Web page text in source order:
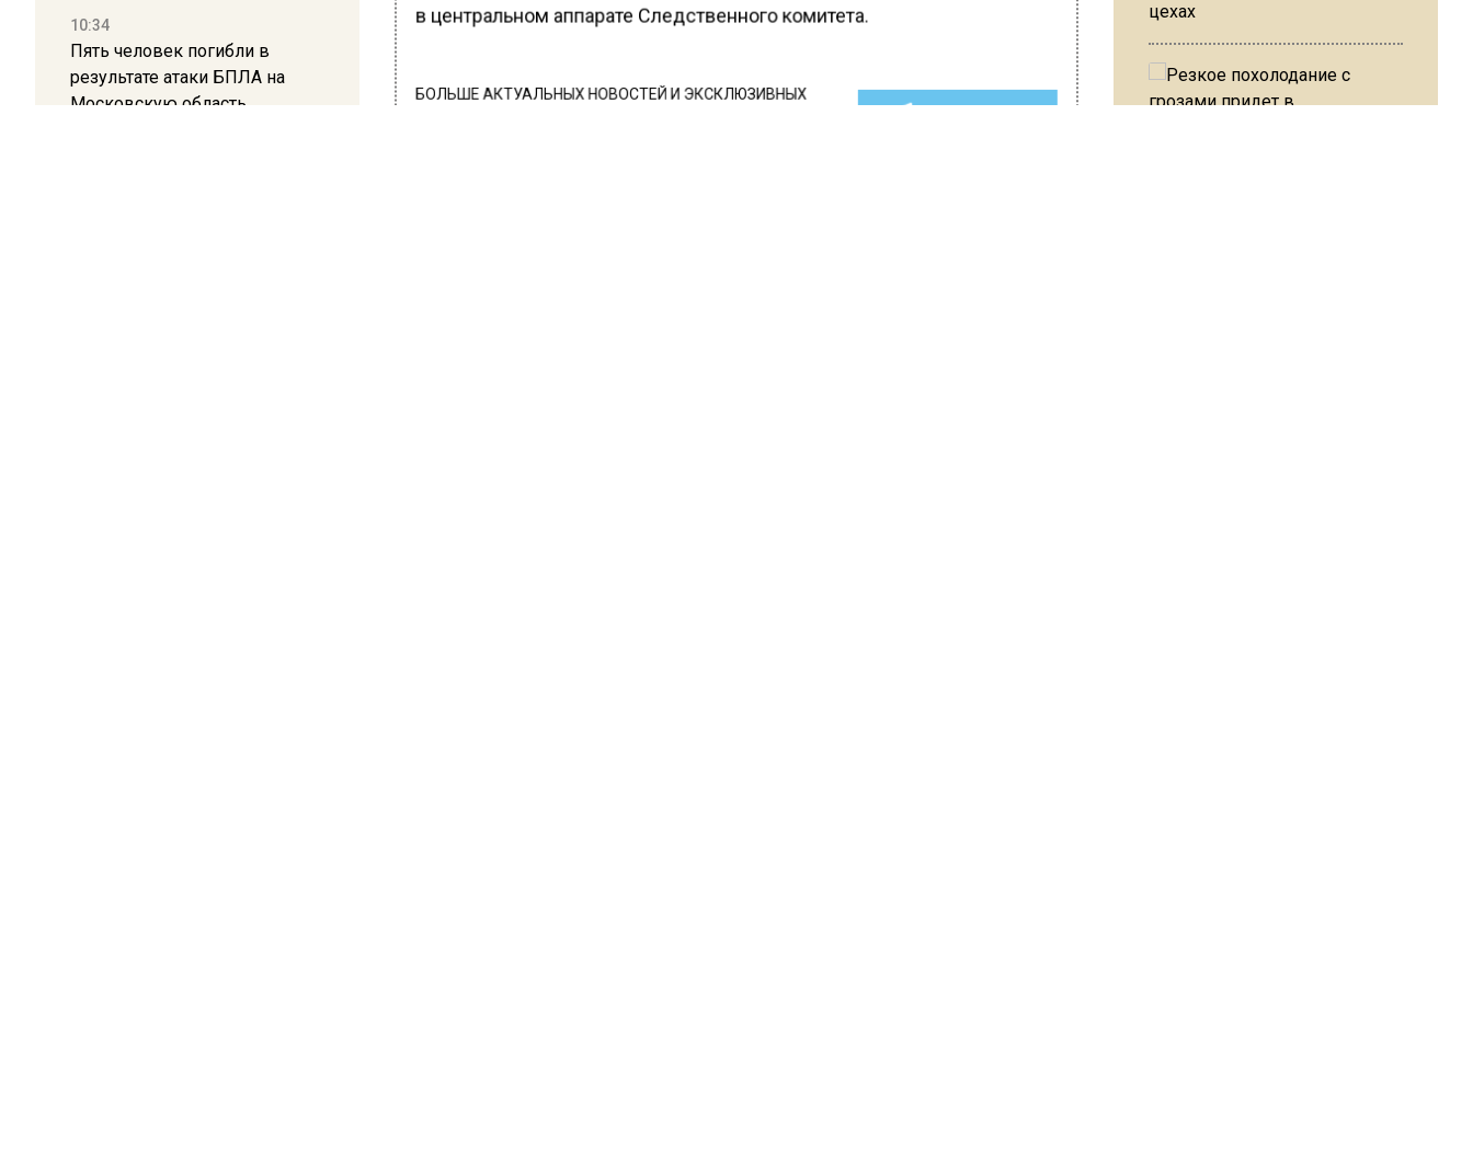
10:34
Пять человек погибли в
результате атаки БПЛА на
Московскую область
в центральном аппарате Следственного комитета.
БОЛЬШЕ АКТУАЛЬНЫХ НОВОСТЕЙ И ЭКСКЛЮЗИВНЫХ
цехах